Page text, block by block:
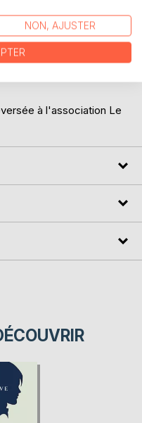
est le rêve, Et vous
De Musset
à l'association Le
NON, AJUSTER